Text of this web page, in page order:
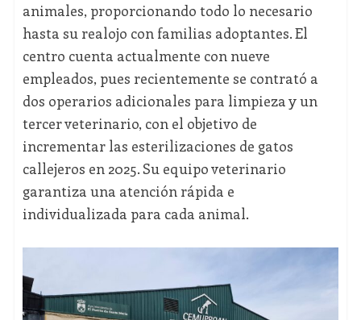
animales, proporcionando todo lo necesario
hasta su realojo con familias adoptantes. El
centro cuenta actualmente con nueve
empleados, pues recientemente se contrató a
dos operarios adicionales para limpieza y un
tercer veterinario, con el objetivo de
incrementar las esterilizaciones de gatos
callejeros en 2025. Su equipo veterinario
garantiza una atención rápida e
individualizada para cada animal.